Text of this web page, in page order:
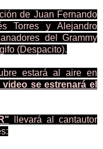
de Juan Fernando
Torres y Alejandro
del Grammy
(Despacito).
estará al aire en
video se estrenará el
llevará al cantautor